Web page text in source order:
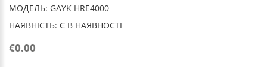
МОДЕЛЬ: GAYK HRE4000
НАЯВНІСТЬ: Є В НАЯВНОСТІ
€0.00